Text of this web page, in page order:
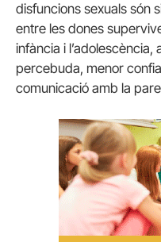
disfuncions sexuals són
entre les dones
infància i
percebuda, menor
comunicació amb la